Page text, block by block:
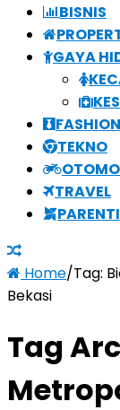
BISNIS
GAYA
FASHION
TEKNO
TRAVEL
Home/Tag:
Bekasi
Tag